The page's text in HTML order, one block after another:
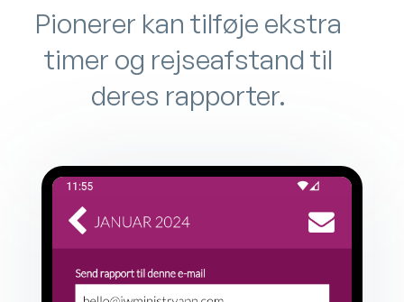
Pionerer kan tilføje ekstra
timer og rejseafstand til
deres rapporter.